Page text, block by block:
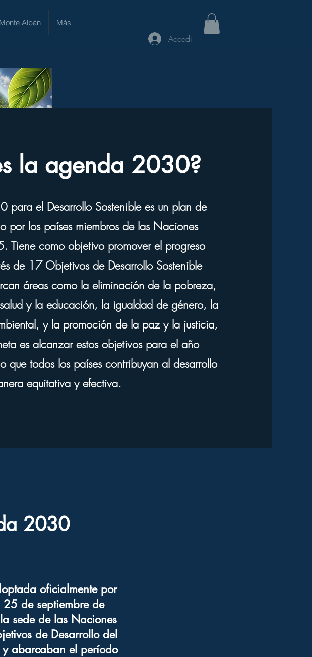
Monte Albán Más
Accedi
la agenda 2030?
para el Desarrollo Sostenible es un plan de
por los países miembros de las Naciones
Tiene como objetivo promover el progreso
de 17 Objetivos de Desarrollo Sostenible
áreas como la eliminación de la pobreza,
y la educación, la igualdad de género, la
y la promoción de la paz y la justicia,
es alcanzar estos objetivos para el año
que todos los países contribuyan al desarrollo
equitativa y efectiva.
2030
oficialmente por
de septiembre de
sede de las Naciones
de Desarrollo del
abarcaban el período